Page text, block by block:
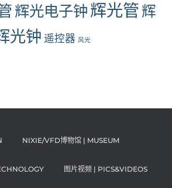
辉光电子钟辉光管 辉
光钟 遥控器 风光
NIXIE/VFD博物馆 | MUSEUM
图片视频 | PICS&VIDEOS